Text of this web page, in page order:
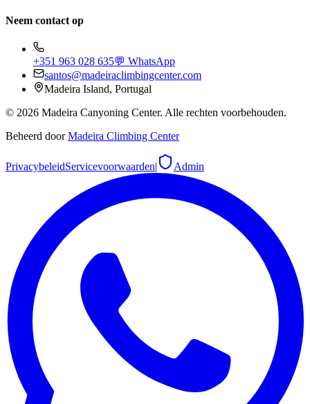
Neem contact op
+351 963 028 635💬 WhatsApp
santos@madeiraclimbingcenter.com
Madeira Island, Portugal
© 2026 Madeira Canyoning Center. Alle rechten voorbehouden.
Beheerd door Madeira Climbing Center
PrivacybeleidServicevoorwaarden| Admin